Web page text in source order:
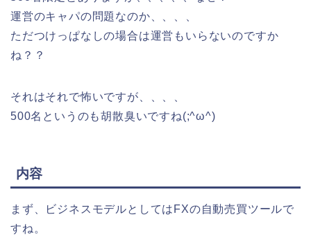
運営のキャパの問題なのか、、、、
ただつけっぱなしの場合は運営もいらないのですか
ね？？
それはそれで怖いですが、、、、
500名というのも胡散臭いですね(;^ω^)
内容
まず、ビジネスモデルとしてはFXの自動売買ツールで
すね。